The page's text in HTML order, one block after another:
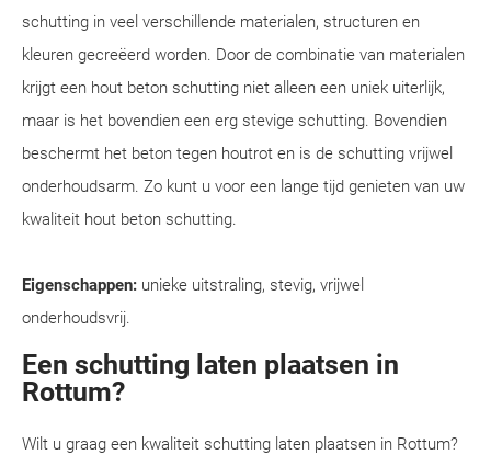
schutting in veel verschillende materialen, structuren en
kleuren gecreëerd worden. Door de combinatie van materialen
krijgt een hout beton schutting niet alleen een uniek uiterlijk,
maar is het bovendien een erg stevige schutting. Bovendien
beschermt het beton tegen houtrot en is de schutting vrijwel
onderhoudsarm. Zo kunt u voor een lange tijd genieten van uw
kwaliteit hout beton schutting.
Eigenschappen: unieke uitstraling, stevig, vrijwel
onderhoudsvrij.
Een schutting laten plaatsen in
Rottum?
Wilt u graag een kwaliteit schutting laten plaatsen in Rottum?